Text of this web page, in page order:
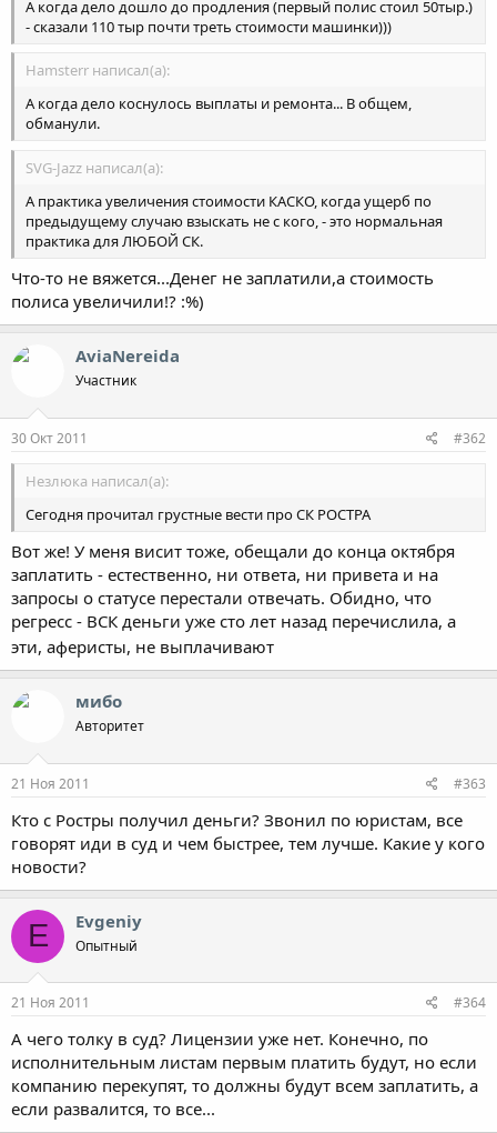
А когда дело дошло до продления (первый полис стоил 50тыр.)
- сказали 110 тыр почти треть стоимости машинки)))
Hamsterr написал(а):
А когда дело коснулось выплаты и ремонта... В общем,
обманули.
SVG-Jazz написал(а):
А практика увеличения стоимости КАСКО, когда ущерб по
предыдущему случаю взыскать не с кого, - это нормальная
практика для ЛЮБОЙ СК.
Что-то не вяжется...Денег не заплатили,а стоимость
полиса увеличили!? :%)
AviaNereida
Участник
30 Окт 2011 #362
Незлюка написал(а):
Сегодня прочитал грустные вести про СК РОСТРА
Вот же! У меня висит тоже, обещали до конца октября
заплатить - естественно, ни ответа, ни привета и на
запросы о статусе перестали отвечать. Обидно, что
регресс - ВСК деньги уже сто лет назад перечислила, а
эти, аферисты, не выплачивают
мибо
Авторитет
21 Ноя 2011 #363
Кто с Ростры получил деньги? Звонил по юристам, все
говорят иди в суд и чем быстрее, тем лучше. Какие у кого
новости?
E Evgeniy
Опытный
21 Ноя 2011 #364
А чего толку в суд? Лицензии уже нет. Конечно, по
исполнительным листам первым платить будут, но если
компанию перекупят, то должны будут всем заплатить, а
если развалится, то все...